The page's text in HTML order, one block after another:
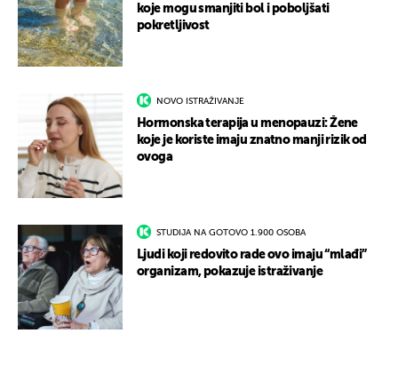
koje mogu smanjiti bol i poboljšati
pokretljivost
NOVO ISTRAŽIVANJE
Hormonska terapija u menopauzi: Žene
koje je koriste imaju znatno manji rizik od
ovoga
STUDIJA NA GOTOVO 1.900 OSOBA
Ljudi koji redovito rade ovo imaju “mlađi”
organizam, pokazuje istraživanje